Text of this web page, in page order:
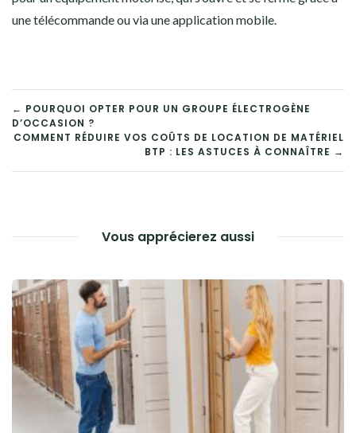
une télécommande ou via une application mobile.
NAVIGATION
DE
L’ARTICLE
← POURQUOI OPTER POUR UN GROUPE ÉLECTROGÈNE
D’OCCASION ?
COMMENT RÉDUIRE VOS COÛTS DE LOCATION DE MATÉRIEL
BTP : LES ASTUCES À CONNAÎTRE →
Vous apprécierez aussi